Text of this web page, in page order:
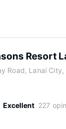
Resort
Road, Lanai
Excellent 227